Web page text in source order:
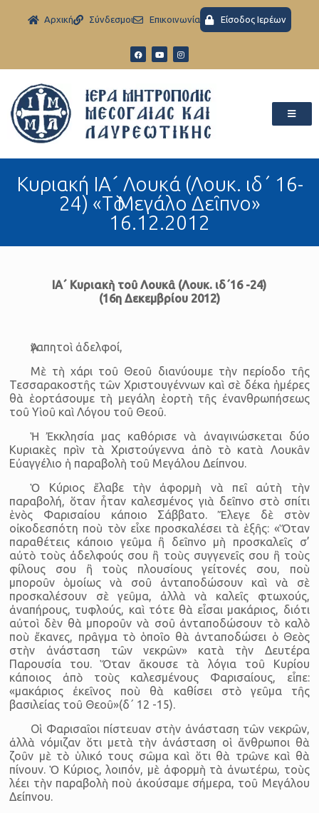
Aρχική Σύνδεσμοι Eπικοινωνία Είσοδος Ιερέων
Κυριακή ΙΑ´ Λουκά (Λουκ. ιδ΄ 16-
24) «Τὸ Μεγάλο Δεῖπνο»
16.12.2012
ΙΑ´ Κυριακὴ τοῦ Λουκᾶ (Λουκ. ιδ΄16 -24)
(16η Δεκεμβρίου 2012)
Ἀγαπητοὶ ἀδελφοί,
Μὲ τὴ χάρι τοῦ Θεοῦ διανύουμε τὴν περίοδο τῆς
Τεσσαρακοστῆς τῶν Χριστουγέννων καὶ σὲ δέκα ἡμέρες
θὰ ἑορτάσουμε τὴ μεγάλη ἑορτὴ τῆς ἐνανθρωπήσεως
τοῦ Υἱοῦ καὶ Λόγου τοῦ Θεοῦ.
Ἡ Ἐκκλησία μας καθόρισε νὰ ἀναγινώσκεται δύο
Κυριακὲς πρὶν τὰ Χριστούγεννα ἀπὸ τὸ κατὰ Λουκᾶν
Εὐαγγέλιο ἡ παραβολὴ τοῦ Μεγάλου Δείπνου.
Ὁ Κύριος ἔλαβε τὴν ἀφορμὴ νὰ πεῖ αὐτὴ τὴν
παραβολή, ὅταν ἦταν καλεσμένος γιὰ δεῖπνο στὸ σπίτι
ἑνὸς Φαρισαίου κάποιο Σάββατο. Ἔλεγε δὲ στὸν
οἰκοδεσπότη ποὺ τὸν εἶχε προσκαλέσει τὰ ἑξῆς: «Ὅταν
παραθέτεις κάποιο γεῦμα ἢ δεῖπνο μὴ προσκαλεῖς σ’
αὐτὸ τοὺς ἀδελφούς σου ἢ τοὺς συγγενεῖς σου ἢ τοὺς
φίλους σου ἢ τοὺς πλουσίους γείτονές σου, ποὺ
μποροῦν ὁμοίως νὰ σοῦ ἀνταποδώσουν καὶ νὰ σὲ
προσκαλέσουν σὲ γεῦμα, ἀλλὰ νὰ καλεῖς φτωχούς,
ἀναπήρους, τυφλούς, καὶ τότε θὰ εἶσαι μακάριος, διότι
αὐτοὶ δὲν θὰ μποροῦν νὰ σοῦ ἀνταποδώσουν τὸ καλὸ
ποὺ ἔκανες, πρᾶγμα τὸ ὁποῖο θὰ ἀνταποδώσει ὁ Θεὸς
στὴν ἀνάσταση τῶν νεκρῶν» κατὰ τὴν Δευτέρα
Παρουσία του. Ὅταν ἄκουσε τὰ λόγια τοῦ Κυρίου
κάποιος ἀπὸ τοὺς καλεσμένους Φαρισαίους, εἶπε:
«μακάριος ἐκεῖνος ποὺ θὰ καθίσει στὸ γεῦμα τῆς
βασιλείας τοῦ Θεοῦ»(δ΄ 12 -15).
Οἱ Φαρισαῖοι πίστευαν στὴν ἀνάσταση τῶν νεκρῶν,
ἀλλὰ νόμιζαν ὅτι μετὰ τὴν ἀνάσταση οἱ ἄνθρωποι θὰ
ζοῦν μὲ τὸ ὑλικό τους σῶμα καὶ ὅτι θὰ τρῶνε καὶ θὰ
πίνουν. Ὁ Κύριος, λοιπόν, μὲ ἀφορμὴ τὰ ἀνωτέρω, τοὺς
λέει τὴν παραβολὴ ποὺ ἀκούσαμε σήμερα, τοῦ Μεγάλου
Δείπνου.